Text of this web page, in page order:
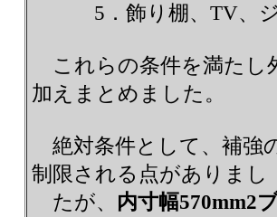
5．飾り棚、TV、ジ
これらの条件を満たし
加えまとめました。
絶対条件として、補強
制限される点がありまし
たが、 内寸幅570mm2